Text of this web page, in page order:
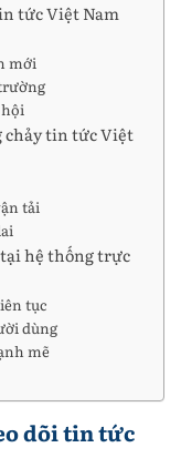
tức Việt Nam
mới
hội
chảy tin tức Việt
tải
hệ thống trực
tục
dùng
mẽ
dõi tin tức